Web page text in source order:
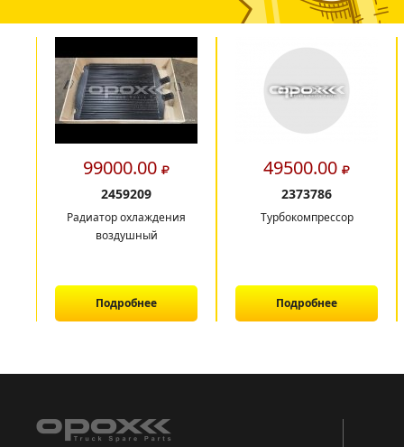
99000.00
2459209
Радиатор охлаждения
воздушный
Подробнее
49500.00
2373786
Турбокомпрессор
Подробнее